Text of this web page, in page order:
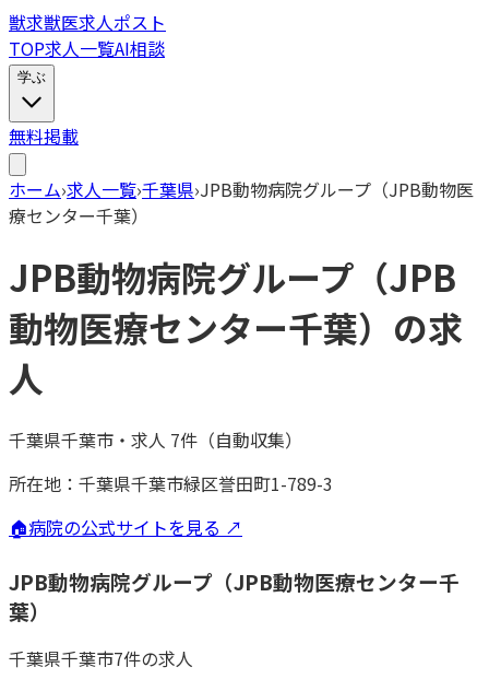
獣求獣医求人ポスト
TOP求人一覧AI相談
学ぶ
無料掲載
ホーム›求人一覧›千葉県›JPB動物病院グループ（JPB動物医
療センター千葉）
JPB動物病院グループ（JPB
動物医療センター千葉） の求
人
千葉県千葉市 ・ 求人 7件（自動収集）
所在地： 千葉県千葉市緑区誉田町1-789-3
🏠病院の公式サイトを見る ↗
JPB動物病院グループ（JPB動物医療センター千
葉）
千葉県千葉市7件の求人